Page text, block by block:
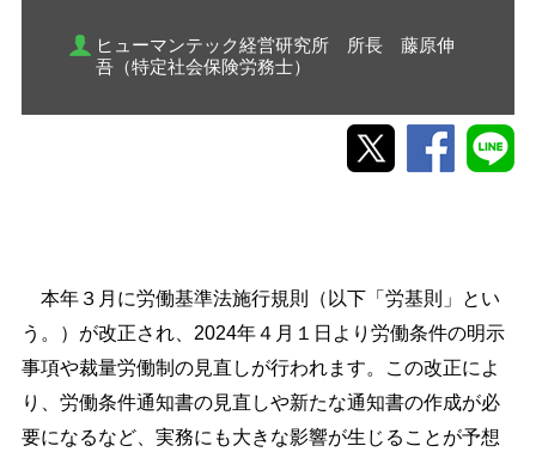
ヒューマンテック経営研究所 所長 藤原伸
吾（特定社会保険労務士）
本年３月に労働基準法施行規則（以下「労基則」とい
う。）が改正され、2024年４月１日より労働条件の明示
事項や裁量労働制の見直しが行われます。この改正によ
り、労働条件通知書の見直しや新たな通知書の作成が必
要になるなど、実務にも大きな影響が生じることが予想